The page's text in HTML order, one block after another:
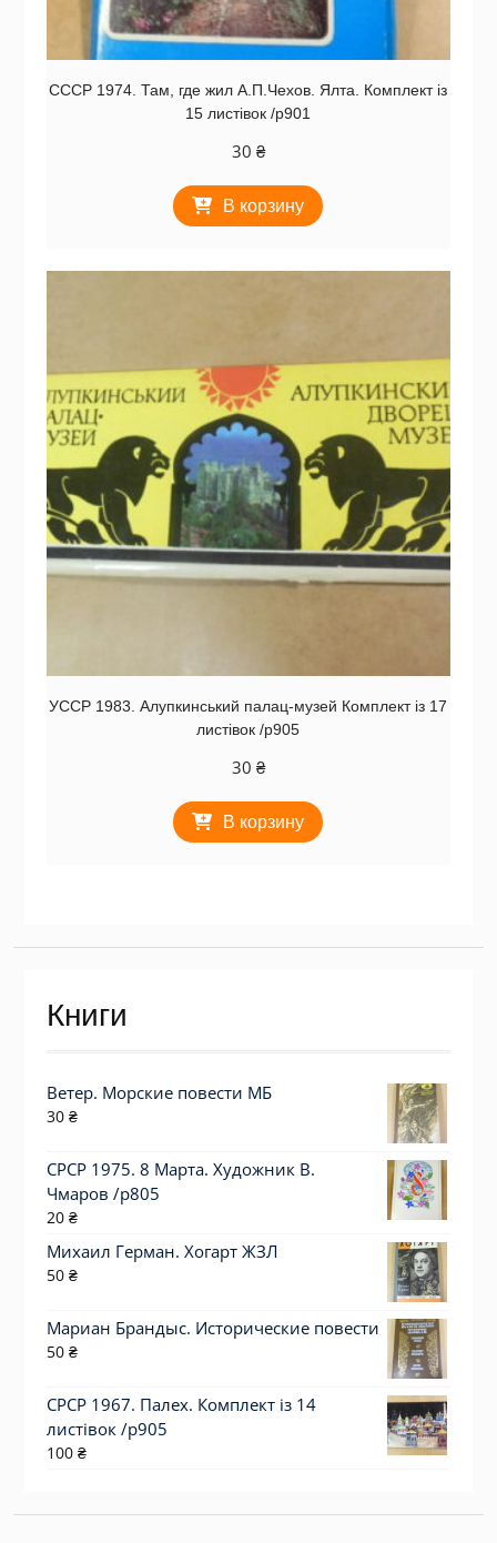
СССР 1974. Там, где жил А.П.Чехов. Ялта. Комплект із
15 листівок /р901
30 ₴
В корзину
УССР 1983. Алупкинський палац-музей Комплект із 17
листівок /р905
30 ₴
В корзину
Книги
Ветер. Морские повести МБ
30 ₴
СРСР 1975. 8 Марта. Художник В.
Чмаров /р805
20 ₴
Михаил Герман. Хогарт ЖЗЛ
50 ₴
Мариан Брандыс. Исторические повести
50 ₴
СРСР 1967. Палех. Комплект із 14
листівок /р905
100 ₴